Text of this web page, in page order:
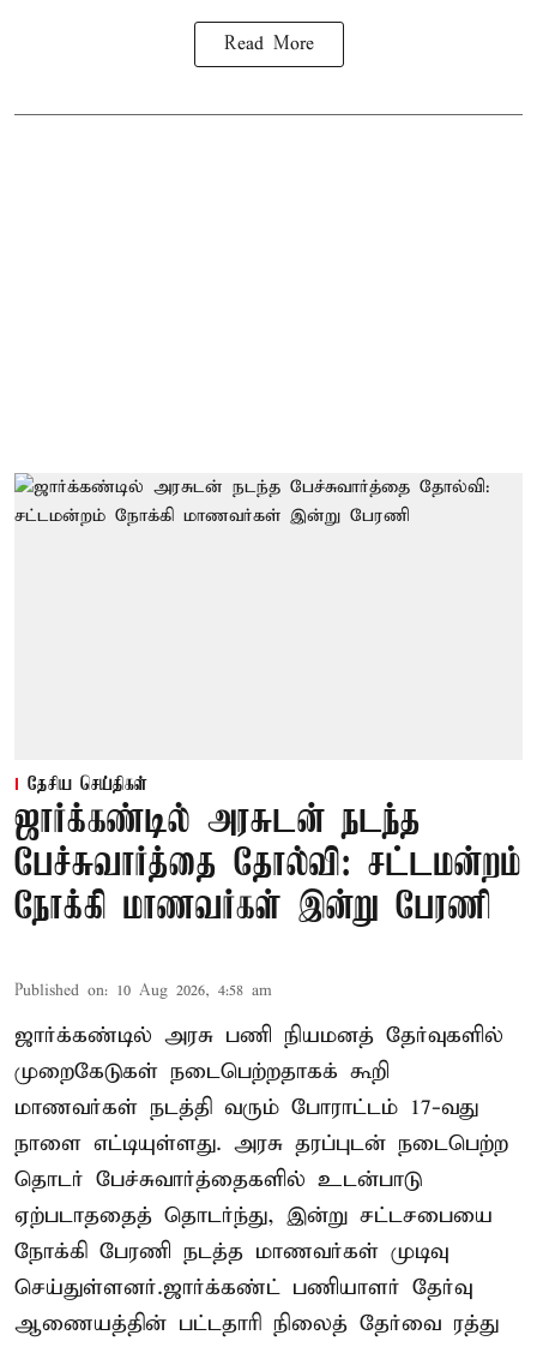
Read More
தேசிய செய்திகள்
ஜார்க்கண்டில் அரசுடன் நடந்த
பேச்சுவார்த்தை தோல்வி: சட்டமன்றம்
நோக்கி மாணவர்கள் இன்று பேரணி
Published on: 10 Aug 2026, 4:58 am
ஜார்க்கண்டில் அரசு பணி நியமனத் தேர்வுகளில்
முறைகேடுகள் நடைபெற்றதாகக் கூறி
மாணவர்கள் நடத்தி வரும் போராட்டம் 17-வது
நாளை எட்டியுள்ளது. அரசு தரப்புடன் நடைபெற்ற
தொடர் பேச்சுவார்த்தைகளில் உடன்பாடு
ஏற்படாததைத் தொடர்ந்து, இன்று சட்டசபையை
நோக்கி பேரணி நடத்த மாணவர்கள் முடிவு
செய்துள்ளனர்.ஜார்க்கண்ட் பணியாளர் தேர்வு
ஆணையத்தின் பட்டதாரி நிலைத் தேர்வை ரத்து